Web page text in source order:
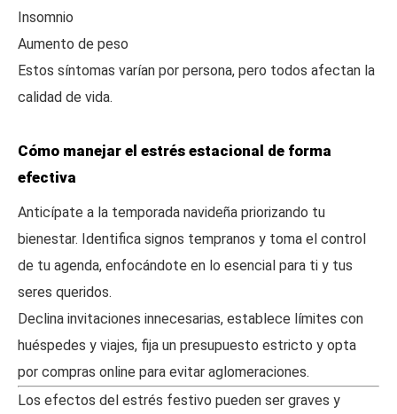
Insomnio
Aumento de peso
Estos síntomas varían por persona, pero todos afectan la
calidad de vida.
Cómo manejar el estrés estacional de forma
efectiva
Anticípate a la temporada navideña priorizando tu
bienestar. Identifica signos tempranos y toma el control
de tu agenda, enfocándote en lo esencial para ti y tus
seres queridos.
Declina invitaciones innecesarias, establece límites con
huéspedes y viajes, fija un presupuesto estricto y opta
por compras online para evitar aglomeraciones.
Los efectos del estrés festivo pueden ser graves y